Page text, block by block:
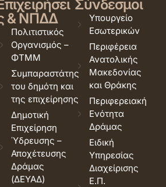
& ΝΠΔΔ
Πολιτιστικός
Οργανισμός –
ΦΤΜΜ
Συμπαραστάτης
του δημότη και
της επιχείρησης
Δημοτική
Επιχείρηση
Ύδρευσης –
Αποχέτευσης
Δράμας
(ΔΕΥΑΔ)
Σύνδεσμοι
Υπουργείο
Εσωτερικών
Περιφέρεια
Ανατολικής
Μακεδονίας
και Θράκης
Περιφερειακή
Ενότητα
Δράμας
Ειδική
Υπηρεσίας
Διαχείρισης
Ε.Π.